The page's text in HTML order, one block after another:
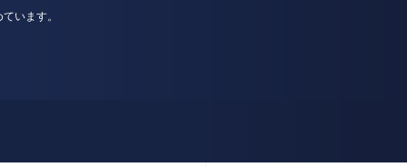
います。